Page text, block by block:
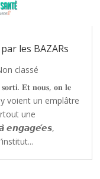
les BAZARs
classé
𝐄𝐭 𝐧𝐨𝐮𝐬, 𝐨𝐧 𝐥𝐞
y voient un emplâtre
une
𝙚𝙣𝙜𝙖𝙜𝙚́𝙚𝙨,